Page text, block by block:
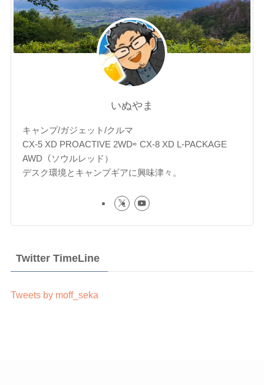
いぬやま
キャンプ/ガジェット/クルマ
CX-5 XD PROACTIVE 2WD⇨ CX-8 XD L-PACKAGE
AWD（ソウルレッド）
デスク環境とキャンプギアに興味津々。
Twitter TimeLine
Tweets by moff_seka